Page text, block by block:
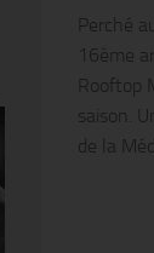
Perché
16ème
Rooftop
saison.
de la